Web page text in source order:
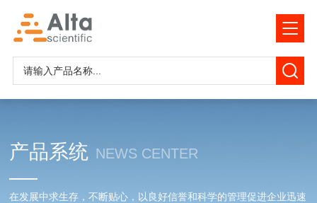
产品系统 NEWS CENTER
在发展中求生存，不断贴心，以良好信誉和科学的管理促进企业迅速